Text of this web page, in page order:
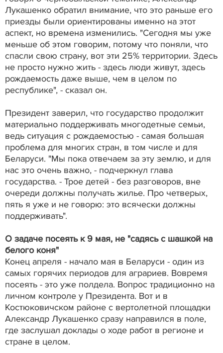
Лукашенко обратил внимание, что это раньше его
приезды были ориентированы именно на этот
аспект, но времена изменились. "Сегодня мы уже
меньше об этом говорим, потому что поняли, что
спасли свою страну, вот эти 25% территории. Здесь
не просто нужно жить - здесь люди живут, здесь
рождаемость даже выше, чем в целом по
республике", - сказал он.
Президент заверил, что государство продолжит
материально поддерживать многодетные семьи,
ведь ситуация с рождаемостью - самая большая
проблема для многих стран, в том числе и для
Беларуси. "Мы пока отвечаем за эту землю, и для
нас это очень важно, - подчеркнул глава
государства. - Трое детей - без разговоров, вне
очереди должны получать жилье. Про четверых,
пять я уже и не говорю: это всячески должны
поддерживать".
О задаче посеять к 9 мая, не "садясь с шашкой на
белого коня"
Конец апреля - начало мая в Беларуси - один из
самых горячих периодов для аграриев. Вовремя
посеять - это уже полдела. Вопрос традиционно на
личном контроле у Президента. Вот и в
Костюковичском районе с вертолетной площадки
Александр Лукашенко сразу направился в поле,
где заслушал доклады о ходе работ в регионе и
стране в целом.